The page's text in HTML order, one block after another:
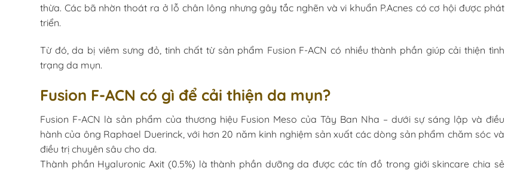
thừa. Các bã nhờn thoát ra ở lỗ chân lông nhưng gây tắc nghẽn và vi khuẩn P.Acnes có cơ hội được phát
triển.
Từ đó, da bị viêm sưng đỏ, tinh chất từ sản phẩm Fusion F-ACN có nhiều thành phần giúp cải thiện tình
trạng da mụn.
Fusion F-ACN có gì để cải thiện da mụn?
Fusion F-ACN là sản phẩm của thương hiệu Fusion Meso của Tây Ban Nha – dưới sự sáng lập và điều
hành của ông Raphael Duerinck, với hơn 20 năm kinh nghiệm sản xuất các dòng sản phẩm chăm sóc và
điều trị chuyên sâu cho da.
Thành phần Hyaluronic Axit (0.5%) là thành phần dưỡng da được các tín đồ trong giới skincare chia sẻ